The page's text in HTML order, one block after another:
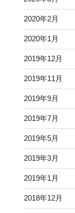
2020年2月
2020年1月
2019年12月
2019年11月
2019年9月
2019年7月
2019年5月
2019年3月
2019年1月
2018年12月